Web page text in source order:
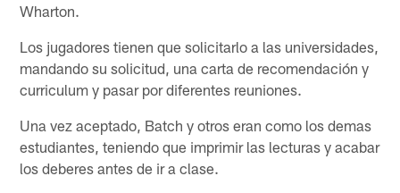
Wharton.
Los jugadores tienen que solicitarlo a las universidades,
mandando su solicitud, una carta de recomendación y
curriculum y pasar por diferentes reuniones.
Una vez aceptado, Batch y otros eran como los demas
estudiantes, teniendo que imprimir las lecturas y acabar
los deberes antes de ir a clase.